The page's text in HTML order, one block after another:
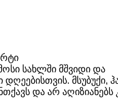
სახლში მშვიდი და
მსუბუქი,
და არ აღიზიანებს